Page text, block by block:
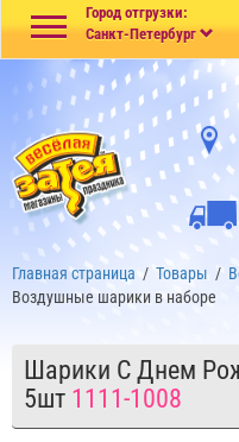
Город отгрузки:
Санкт-Петербург
Главная страница / Товары /
Воздушные шарики в наборе
Шарики С Днем
5шт 1111-1008